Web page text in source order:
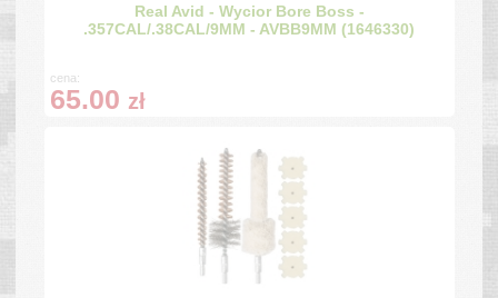
Real Avid - Wycior Bore Boss -
.357CAL/.38CAL/9MM - AVBB9MM (1646330)
cena:
65.00 zł